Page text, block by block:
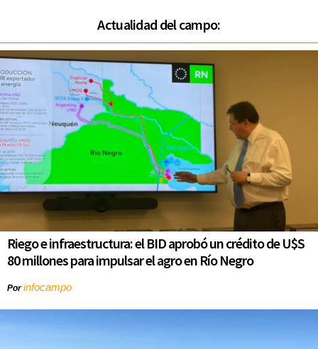
Actualidad del campo:
Riego e infraestructura: el BID aprobó un crédito de U$S
80 millones para impulsar el agro en Río Negro
Porinfocampo